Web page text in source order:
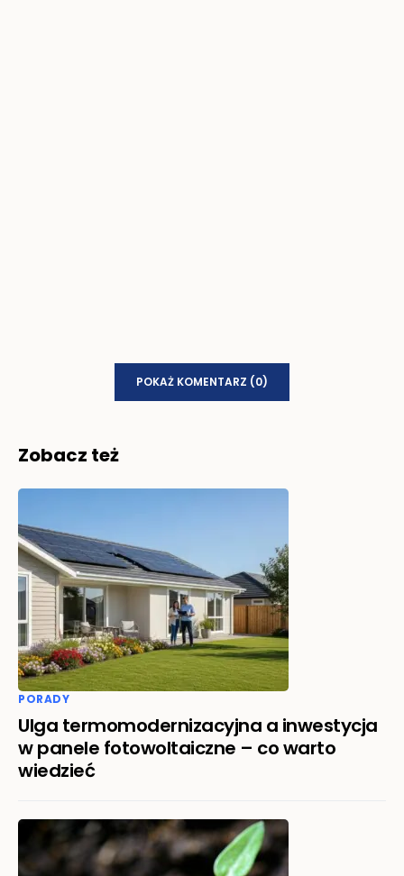
POKAŻ KOMENTARZ (0)
Zobacz też
PORADY
Ulga termomodernizacyjna a inwestycja
w panele fotowoltaiczne – co warto
wiedzieć